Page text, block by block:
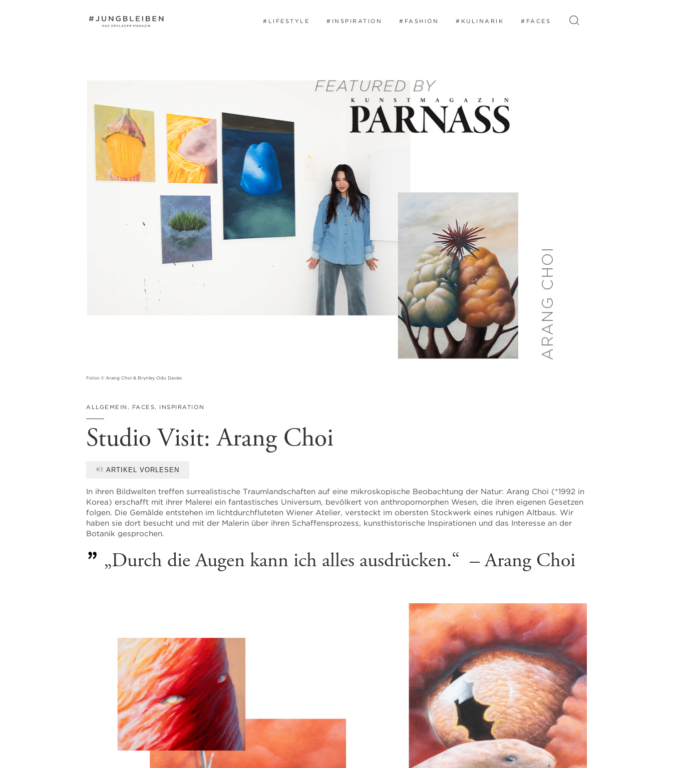
#LIFESTYLE #INSPIRATION #FASHION #KULINARIK #FACES
Fotos © Arang Choi & Brynley Odu Davies
ALLGEMEIN , FACES, INSPIRATION
Studio Visit: Arang Choi
ARTIKEL VORLESEN
In ihren Bildwelten treffen surrealistische Traumlandschaften auf eine mikroskopische Beobachtung der Natur: Arang Choi (*1992 in
Korea) erschafft mit ihrer Malerei ein fantastisches Universum, bevölkert von anthropomorphen Wesen, die ihren eigenen Gesetzen
folgen. Die Gemälde entstehen im lichtdurchfluteten Wiener Atelier, versteckt im obersten Stockwerk eines ruhigen Altbaus. Wir
haben sie dort besucht und mit der Malerin über ihren Schaffensprozess, kunsthistorische Inspirationen und das Interesse an der
Botanik gesprochen.
„Durch die Augen kann ich alles ausdrücken.“ – Arang Choi